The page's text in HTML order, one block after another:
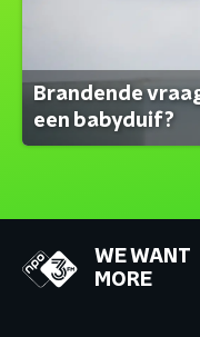
Brandende
een babyduif?
WE WANT
MORE